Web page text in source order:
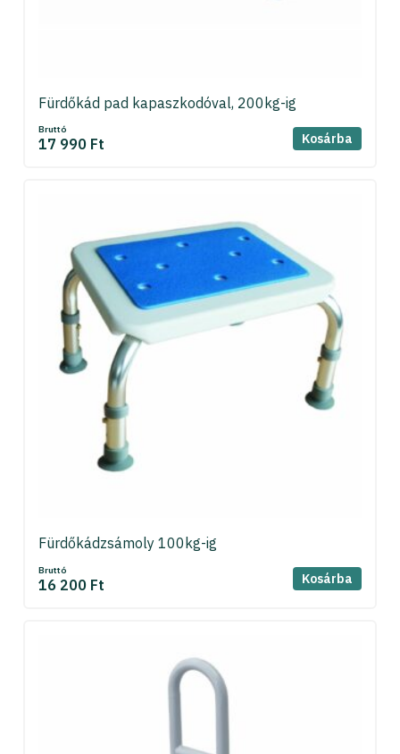
Fürdőkád pad kapaszkodóval, 200kg-ig
Bruttó
17 990 Ft Kosárba
Fürdőkádzsámoly 100kg-ig
Bruttó
16 200 Ft Kosárba